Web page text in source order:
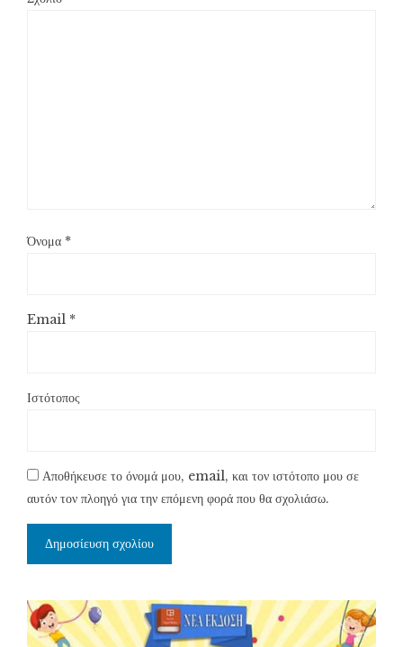
Όνομα *
Email *
Ιστότοπος
Αποθήκευσε το όνομά μου, email, και τον ιστότοπο μου σε
αυτόν τον πλοηγό για την επόμενη φορά που θα σχολιάσω.